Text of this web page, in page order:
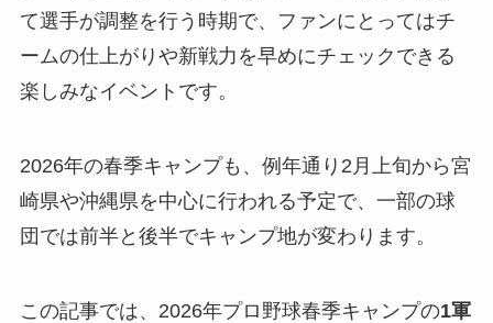
て選手が調整を行う時期で、ファンにとってはチ
ームの仕上がりや新戦力を早めにチェックできる
楽しみなイベントです。
2026年の春季キャンプも、例年通り2月上旬から宮
崎県や沖縄県を中心に行われる予定で、一部の球
団では前半と後半でキャンプ地が変わります。
この記事では、2026年プロ野球春季キャンプの1軍